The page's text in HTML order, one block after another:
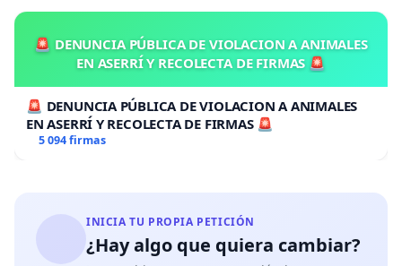
🚨 DENUNCIA PÚBLICA DE VIOLACION A ANIMALES
EN ASERRÍ Y RECOLECTA DE FIRMAS 🚨
🚨 DENUNCIA PÚBLICA DE VIOLACION A ANIMALES
EN ASERRÍ Y RECOLECTA DE FIRMAS 🚨
5 094 firmas
INICIA TU PROPIA PETICIÓN
¿Hay algo que quiera cambiar?